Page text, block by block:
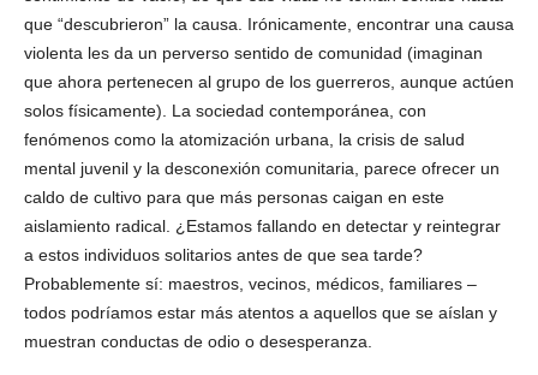
que “descubrieron” la causa. Irónicamente, encontrar una causa
violenta les da un perverso sentido de comunidad (imaginan
que ahora pertenecen al grupo de los guerreros, aunque actúen
solos físicamente). La sociedad contemporánea, con
fenómenos como la atomización urbana, la crisis de salud
mental juvenil y la desconexión comunitaria, parece ofrecer un
caldo de cultivo para que más personas caigan en este
aislamiento radical. ¿Estamos fallando en detectar y reintegrar
a estos individuos solitarios antes de que sea tarde?
Probablemente sí: maestros, vecinos, médicos, familiares –
todos podríamos estar más atentos a aquellos que se aíslan y
muestran conductas de odio o desesperanza.